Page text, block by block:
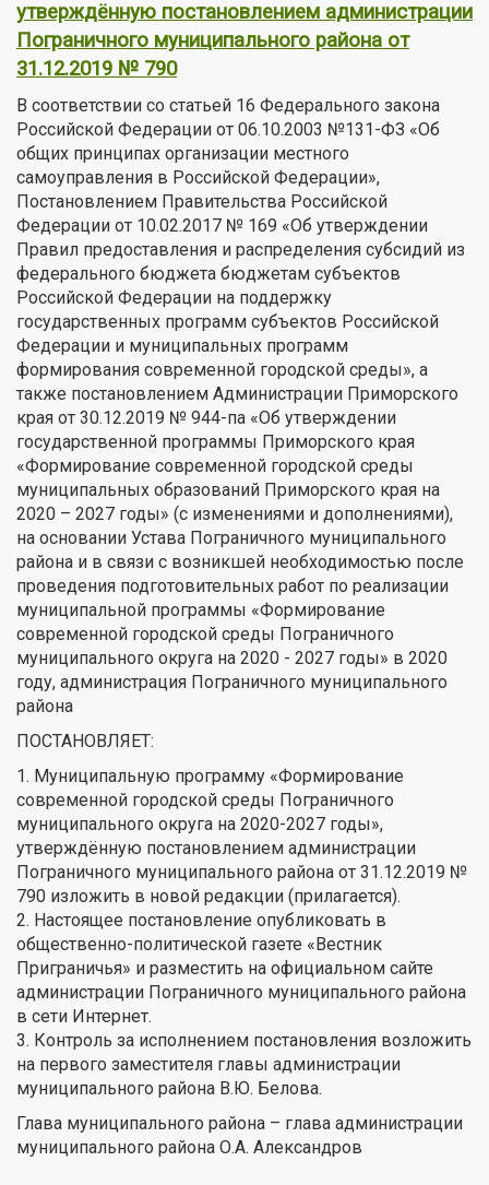
утверждённую постановлением администрации
Пограничного муниципального района от
31.12.2019 № 790
В соответствии со статьей 16 Федерального закона
Российской Федерации от 06.10.2003 №131-ФЗ «Об
общих принципах организации местного
самоуправления в Российской Федерации»,
Постановлением Правительства Российской
Федерации от 10.02.2017 № 169 «Об утверждении
Правил предоставления и распределения субсидий из
федерального бюджета бюджетам субъектов
Российской Федерации на поддержку
государственных программ субъектов Российской
Федерации и муниципальных программ
формирования современной городской среды», а
также постановлением Администрации Приморского
края от 30.12.2019 № 944-па «Об утверждении
государственной программы Приморского края
«Формирование современной городской среды
муниципальных образований Приморского края на
2020 – 2027 годы» (с изменениями и дополнениями),
на основании Устава Пограничного муниципального
района и в связи с возникшей необходимостью после
проведения подготовительных работ по реализации
муниципальной программы «Формирование
современной городской среды Пограничного
муниципального округа на 2020 - 2027 годы» в 2020
году, администрация Пограничного муниципального
района
ПОСТАНОВЛЯЕТ:
1. Муниципальную программу «Формирование
современной городской среды Пограничного
муниципального округа на 2020-2027 годы»,
утверждённую постановлением администрации
Пограничного муниципального района от 31.12.2019 №
790 изложить в новой редакции (прилагается).
2. Настоящее постановление опубликовать в
общественно-политической газете «Вестник
Приграничья» и разместить на официальном сайте
администрации Пограничного муниципального района
в сети Интернет.
3. Контроль за исполнением постановления возложить
на первого заместителя главы администрации
муниципального района В.Ю. Белова.
Глава муниципального района – глава администрации
муниципального района О.А. Александров